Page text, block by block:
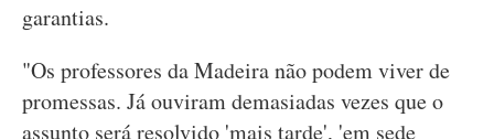
garantias.
"Os professores da Madeira não podem viver de
promessas. Já ouviram demasiadas vezes que o
assunto será resolvido 'mais tarde', 'em sede